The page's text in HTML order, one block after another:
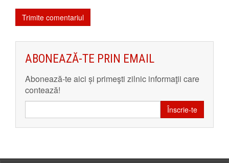
ABONEAZĂ-TE PRIN EMAIL
Abonează-te aici și primeşti zilnic informaţii care
contează!
Înscrie-te